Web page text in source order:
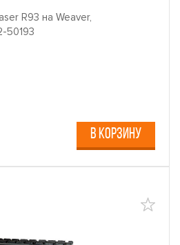
R93 на Weaver,
50193
В КОРЗИНУ